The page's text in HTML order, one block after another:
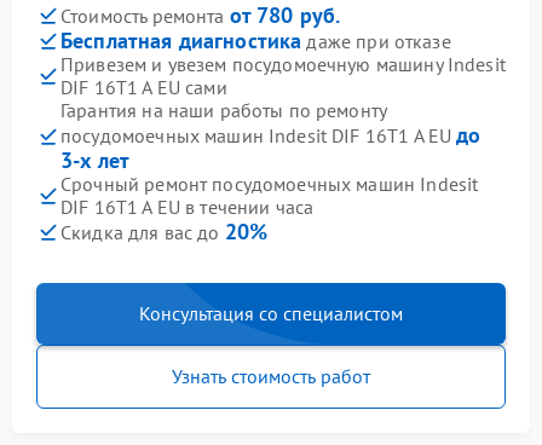
Стоимость ремонта от 780 руб.
Бесплатная диагностика даже при отказе
Привезем и увезем посудомоечную машину Indesit
DIF 16T1 A EU сами
Гарантия на наши работы по ремонту
посудомоечных машин Indesit DIF 16T1 A EUдо
3-х лет
Срочный ремонт посудомоечных машин Indesit
DIF 16T1 A EU в течении часа
Скидка для вас до 20%
Консультация со специалистом
Узнать стоимость работ